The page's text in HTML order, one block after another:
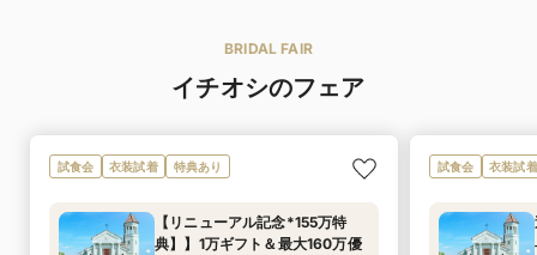
BRIDAL FAIR
イチオシのフェア
試食会 衣装試着 特典あり
【リニューアル記念*155万特
典】】1万ギフト＆最大160万優
試食会 衣装試着